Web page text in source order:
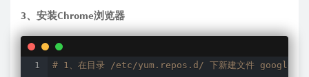
3、安装Chrome浏览器
# 1、在目录 /etc/yum.repos.d/ 下新建文件 google-